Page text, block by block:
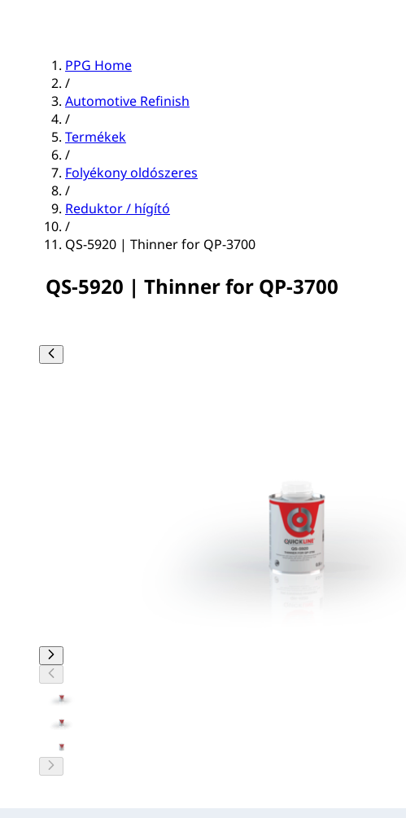
PPG Home
/
Automotive Refinish
/
Termékek
/
Folyékony oldószeres
/
Reduktor / hígító
/
QS-5920 | Thinner for QP-3700
QS-5920 | Thinner for QP-3700